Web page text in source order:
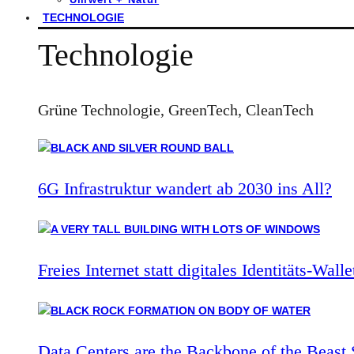
TECHNOLOGIE
Technologie
Grüne Technologie, GreenTech, CleanTech
6G Infrastruktur wandert ab 2030 ins All?
Freies Internet statt digitales Identitäts-